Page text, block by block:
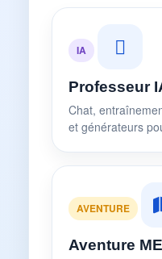
IA
Professeur
Chat,
et générateurs
AVENTURE
Aventure